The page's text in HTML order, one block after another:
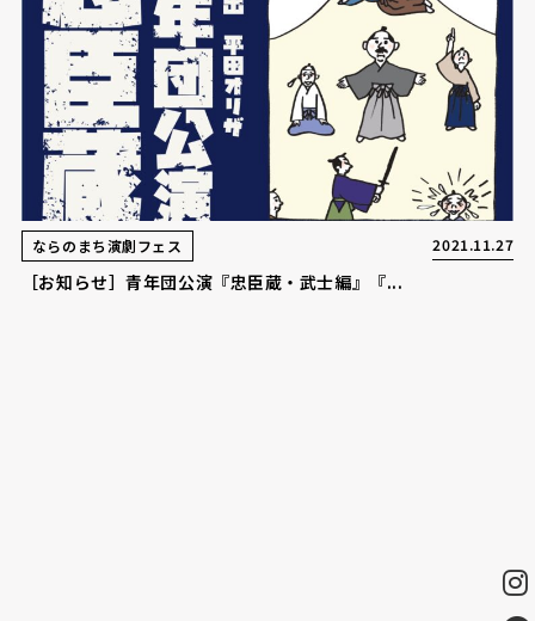
ならのまち演劇フェス 2021.11.27
［お知らせ］青年団公演『忠臣蔵・武士編』『...